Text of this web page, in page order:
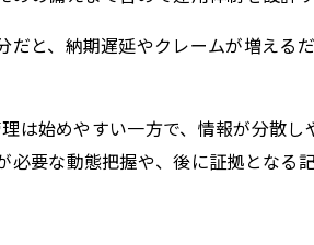
だと、納期遅延やクレームが増える
は始めやすい一方で、情報が分散
必要な動態把握や、後に証拠となる